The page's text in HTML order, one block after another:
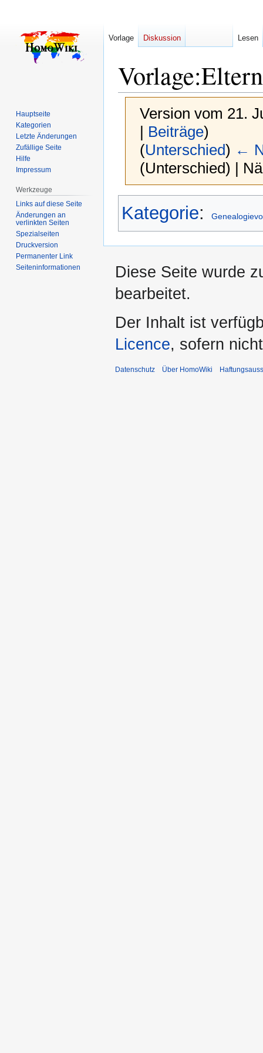
Vorlage:
Version vom 21.
| Beiträge)
(Unterschied) ←
(Unterschied) |
Navigation
Suche
Kategorie:
Vorlage Diskussion Lesen
Hauptseite
Kategorien
Letzte Änderungen
Zufällige Seite
Hilfe
Impressum
Werkzeuge
Links auf diese Seite
Änderungen an
verlinkten Seiten
Spezialseiten
Druckversion
Permanenter Link
Seiten­­informationen
Diese Seite wurde
bearbeitet.
Der Inhalt ist
Licence, sofern
Datenschutz Über HomoWiki